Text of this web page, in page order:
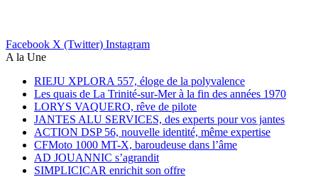
Facebook X (Twitter) Instagram
A la Une
RIEJU XPLORA 557, éloge de la polyvalence
Les quais de La Trinité-sur-Mer à la fin des années 1970
LORYS VAQUERO, rêve de pilote
JANTES ALU SERVICES, des experts pour vos jantes
ACTION DSP 56, nouvelle identité, même expertise
CFMoto 1000 MT-X, baroudeuse dans l’âme
AD JOUANNIC s’agrandit
SIMPLICICAR enrichit son offre